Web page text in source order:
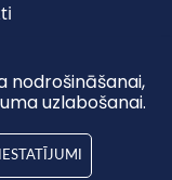
Reserved. |
nodrošināšanai,
uzlabošanai.